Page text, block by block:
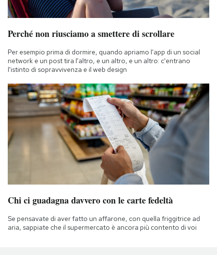
Perché non riusciamo a smettere di scrollare
Per esempio prima di dormire, quando apriamo l'app di un social
network e un post tira l'altro, e un altro, e un altro: c'entrano
l'istinto di sopravvivenza e il web design
Chi ci guadagna davvero con le carte fedeltà
Se pensavate di aver fatto un affarone, con quella friggitrice ad
aria, sappiate che il supermercato è ancora più contento di voi